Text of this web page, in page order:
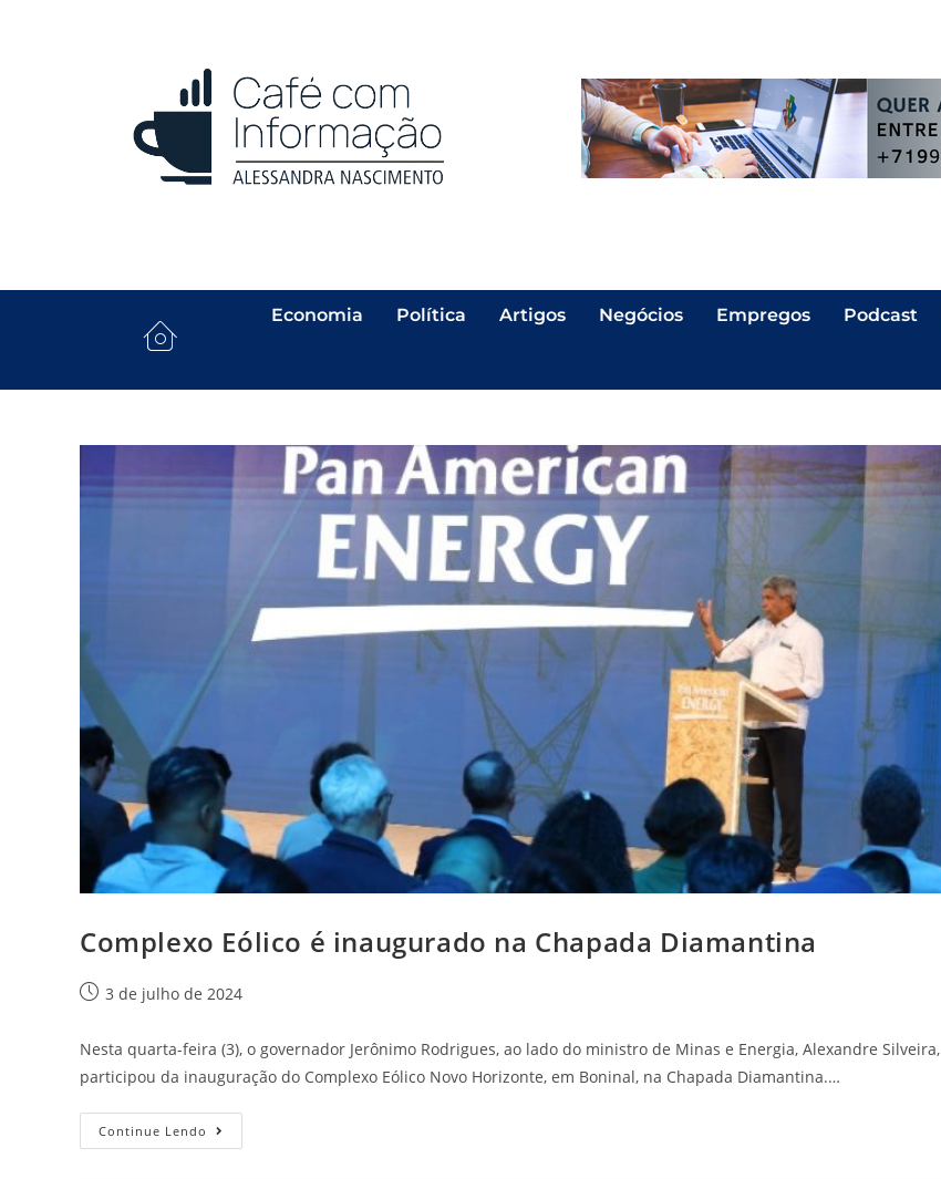
Economia Política Artigos Negócios Empregos Podcast
Complexo Eólico é inaugurado na Chapada Diamantina
3 de julho de 2024
Nesta quarta-feira (3), o governador Jerônimo Rodrigues, ao lado do ministro de Minas e Energia, Alexandre Silveira,
participou da inauguração do Complexo Eólico Novo Horizonte, em Boninal, na Chapada Diamantina.…
Continue Lendo